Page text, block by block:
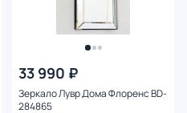
33 990 ₽
Зеркало Лувр Дома Флоренс BD-
284865